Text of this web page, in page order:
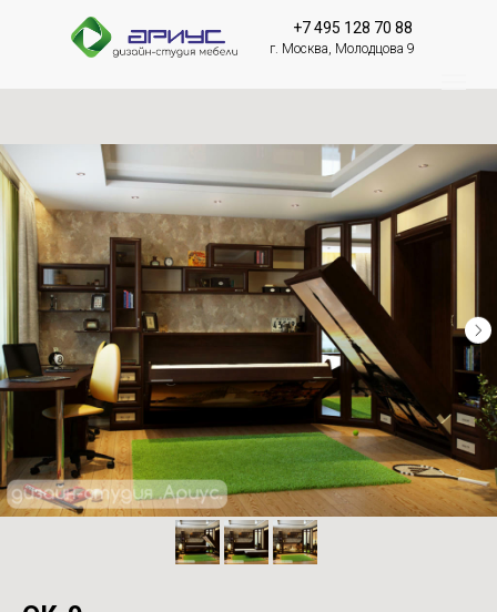
+7 495 128 70 88
г. Москва, Молодцова 9